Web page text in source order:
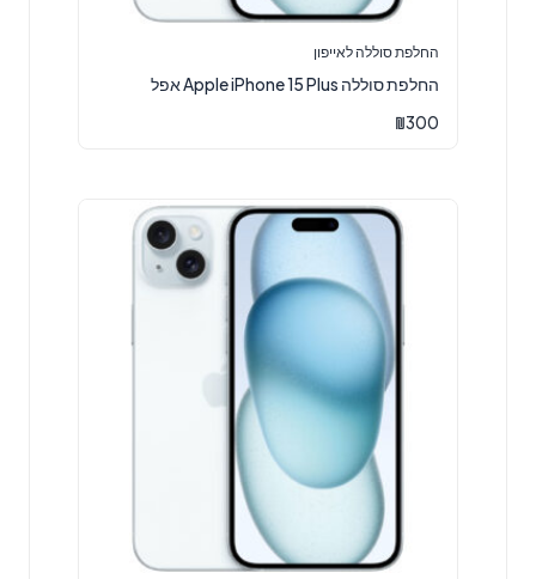
החלפת סוללה לאייפון
‏החלפת סוללה Apple iPhone 15 Plus אפל
₪300